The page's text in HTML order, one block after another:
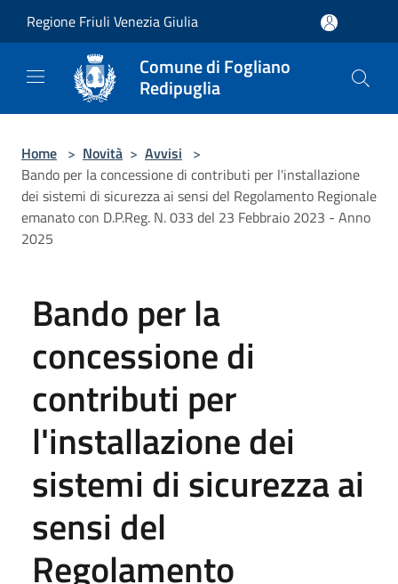
Regione Friuli Venezia Giulia
Comune di Fogliano
Redipuglia
Home > Novità > Avvisi >
Bando per la concessione di contributi per l'installazione
dei sistemi di sicurezza ai sensi del Regolamento Regionale
emanato con D.P.Reg. N. 033 del 23 Febbraio 2023 - Anno
2025
Bando per la
concessione di
contributi per
l'installazione dei
sistemi di sicurezza ai
sensi del
Regolamento